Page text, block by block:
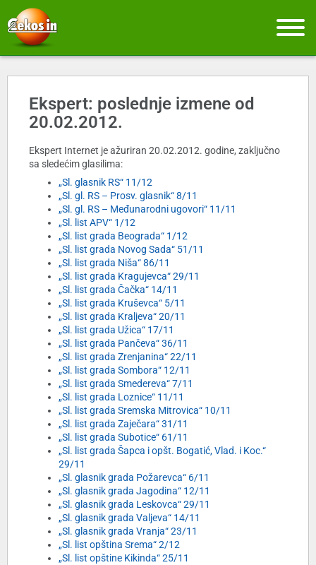
Ekspert: poslednje izmene od
20.02.2012.
Ekspert Internet je ažuriran 20.02.2012. godine, zaključno
sa sledećim glasilima:
„Sl. glasnik RS“ 11/12
„Sl. gl. RS – Prosv. glasnik“ 8/11
„Sl. gl. RS – Međunarodni ugovori“ 11/11
„Sl. list APV“ 1/12
„Sl. list grada Beograda“ 1/12
„Sl. list grada Novog Sada“ 51/11
„Sl. list grada Niša“ 86/11
„Sl. list grada Kragujevca“ 29/11
„Sl. list grada Čačka“ 14/11
„Sl. list grada Kruševca“ 5/11
„Sl. list grada Kraljeva“ 20/11
„Sl. list grada Užica“ 17/11
„Sl. list grada Pančeva“ 36/11
„Sl. list grada Zrenjanina“ 22/11
„Sl. list grada Sombora“ 12/11
„Sl. list grada Smedereva“ 7/11
„Sl. list grada Loznice“ 11/11
„Sl. list grada Sremska Mitrovica“ 10/11
„Sl. list grada Zaječara“ 31/11
„Sl. list grada Subotice“ 61/11
„Sl. list grada Šapca i opšt. Bogatić, Vlad. i Koc.“
29/11
„Sl. glasnik grada Požarevca“ 6/11
„Sl. glasnik grada Jagodina“ 12/11
„Sl. glasnik grada Leskovca“ 29/11
„Sl. glasnik grada Valjeva“ 14/11
„Sl. glasnik grada Vranja“ 23/11
„Sl. list opština Srema“ 2/12
„Sl. list opštine Kikinda“ 25/11